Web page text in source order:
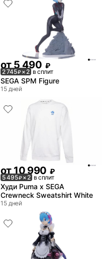
от5 490 ₽
2 745₽× 2 в сплит
SEGA SPM Figure
15 дней
от 10 990 ₽
5 495₽× 2 в сплит
Худи Puma x SEGA
Crewneck Sweatshirt White
15 дней